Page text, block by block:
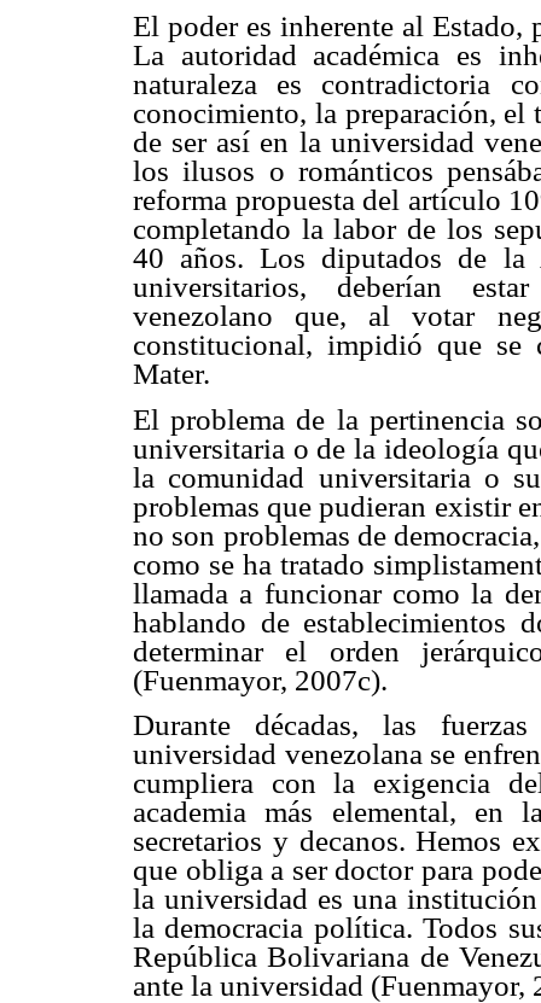
El poder es inherente al Estado,
La autoridad académica es
naturaleza es contradictoria
conocimiento, la preparación, el
de ser así en la universidad
los ilusos o románticos
reforma propuesta del artículo
completando la labor de los
40 años. Los diputados de la
universitarios, deberían
venezolano que, al votar
constitucional, impidió que se
Mater.
El problema de la pertinencia
universitaria o de la ideología
la comunidad universitaria o
problemas que pudieran existir
no son problemas de
como se ha tratado
llamada a funcionar como la
hablando de establecimientos
determinar el orden
(Fuenmayor, 2007c).
Durante décadas, las
universidad venezolana se
cumpliera con la exigencia
academia más elemental, en
secretarios y decanos. Hemos
que obliga a ser doctor para
la universidad es una
la democracia política. Todos
República Bolivariana de
ante la universidad (Fuenmayor,